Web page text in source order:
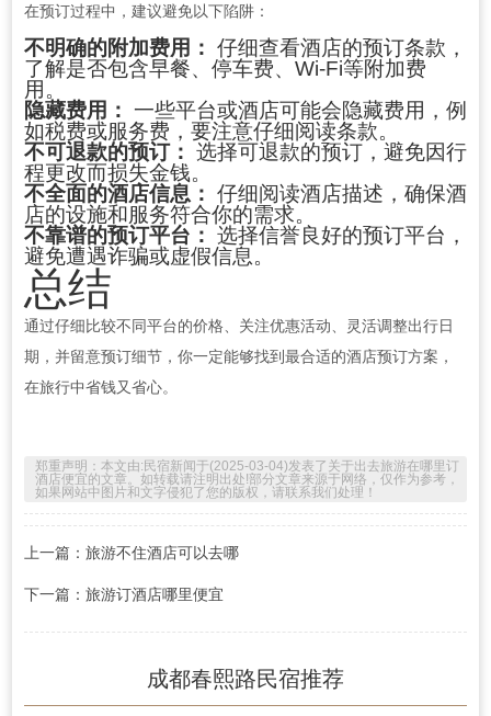
在预订过程中，建议避免以下陷阱：
不明确的附加费用： 仔细查看酒店的预订条款，
了解是否包含早餐、停车费、Wi-Fi等附加费
用。
隐藏费用： 一些平台或酒店可能会隐藏费用，例
如税费或服务费，要注意仔细阅读条款。
不可退款的预订： 选择可退款的预订，避免因行
程更改而损失金钱。
不全面的酒店信息： 仔细阅读酒店描述，确保酒
店的设施和服务符合你的需求。
不靠谱的预订平台： 选择信誉良好的预订平台，
避免遭遇诈骗或虚假信息。
总结
通过仔细比较不同平台的价格、关注优惠活动、灵活调整出行日
期，并留意预订细节，你一定能够找到最合适的酒店预订方案，
在旅行中省钱又省心。
郑重声明：本文由:民宿新闻于(2025-03-04)发表了关于出去旅游在哪里订
酒店便宜的文章。如转载请注明出处!部分文章来源于网络，仅作为参考，
如果网站中图片和文字侵犯了您的版权，请联系我们处理！
上一篇：旅游不住酒店可以去哪
下一篇：旅游订酒店哪里便宜
成都春熙路民宿推荐